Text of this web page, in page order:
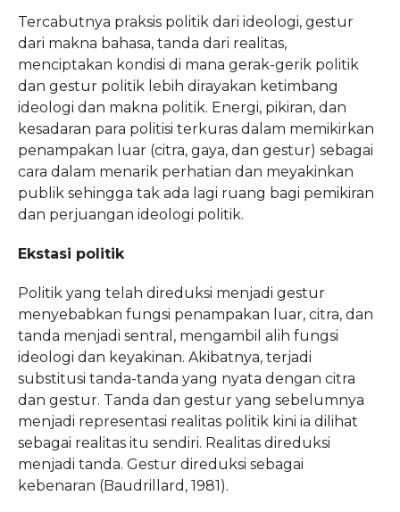
Tercabutnya praksis politik dari ideologi, gestur
dari makna bahasa, tanda dari realitas,
menciptakan kondisi di mana gerak-gerik politik
dan gestur politik lebih dirayakan ketimbang
ideologi dan makna politik. Energi, pikiran, dan
kesadaran para politisi terkuras dalam memikirkan
penampakan luar (citra, gaya, dan gestur) sebagai
cara dalam menarik perhatian dan meyakinkan
publik sehingga tak ada lagi ruang bagi pemikiran
dan perjuangan ideologi politik.
Ekstasi politik
Politik yang telah direduksi menjadi gestur
menyebabkan fungsi penampakan luar, citra, dan
tanda menjadi sentral, mengambil alih fungsi
ideologi dan keyakinan. Akibatnya, terjadi
substitusi tanda-tanda yang nyata dengan citra
dan gestur. Tanda dan gestur yang sebelumnya
menjadi representasi realitas politik kini ia dilihat
sebagai realitas itu sendiri. Realitas direduksi
menjadi tanda. Gestur direduksi sebagai
kebenaran (Baudrillard, 1981).